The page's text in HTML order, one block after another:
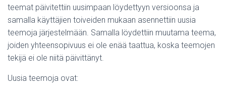
teemat päivitettiin uusimpaan löydettyyn versioonsa ja
samalla käyttäjien toiveiden mukaan asennettiin uusia
teemoja järjestelmään. Samalla löydettiin muutama teema,
joiden yhteensopivuus ei ole enää taattua, koska teemojen
tekijä ei ole niitä päivittänyt.
Uusia teemoja ovat: